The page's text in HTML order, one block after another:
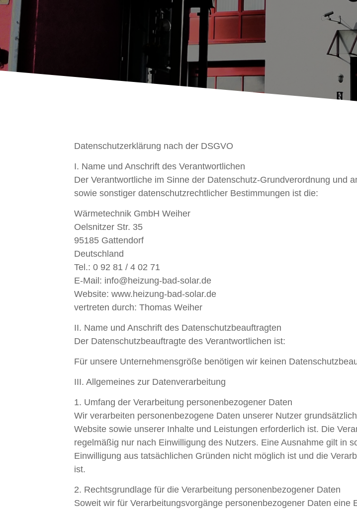
Datenschutzerklärung nach der DSGVO
I. Name und Anschrift des Verantwortlichen
Der Verantwortliche im Sinne der Datenschutz-Grundverordnung und
sowie sonstiger datenschutzrechtlicher Bestimmungen ist die:
Wärmetechnik GmbH Weiher
Oelsnitzer Str. 35
95185 Gattendorf
Deutschland
Tel.: 0 92 81 / 4 02 71
E-Mail: info@heizung-bad-solar.de
Website: www.heizung-bad-solar.de
vertreten durch: Thomas Weiher
II. Name und Anschrift des Datenschutzbeauftragten
Der Datenschutzbeauftragte des Verantwortlichen ist:
Für unsere Unternehmensgröße benötigen wir keinen
III. Allgemeines zur Datenverarbeitung
1. Umfang der Verarbeitung personenbezogener Daten
Wir verarbeiten personenbezogene Daten unserer Nutzer
Website sowie unserer Inhalte und Leistungen erforderlich ist. Die
regelmäßig nur nach Einwilligung des Nutzers. Eine Ausnahme gilt in
Einwilligung aus tatsächlichen Gründen nicht möglich ist und die
ist.
2. Rechtsgrundlage für die Verarbeitung personenbezogener Daten
Soweit wir für Verarbeitungsvorgänge personenbezogener Daten